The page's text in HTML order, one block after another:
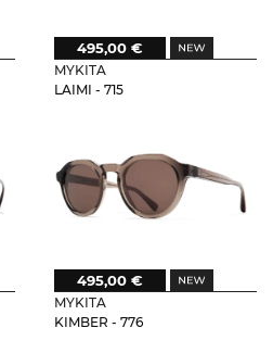
MYKITA
LAIMI - 715
495,00 €
MYKITA
KIMBER - 776
495,00 €